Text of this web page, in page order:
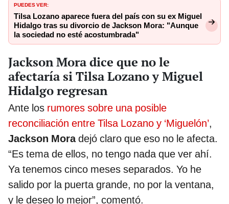
PUEDES VER:
Tilsa Lozano aparece fuera del país con su ex Miguel
Hidalgo tras su divorcio de Jackson Mora: "Aunque
la sociedad no esté acostumbrada"
Jackson Mora dice que no le
afectaría si Tilsa Lozano y Miguel
Hidalgo regresan
Ante los rumores sobre una posible
reconciliación entre Tilsa Lozano y ‘Miguelón’,
Jackson Moradejó claro que eso no le afecta.
“Es tema de ellos, no tengo nada que ver ahí.
Ya tenemos cinco meses separados. Yo he
salido por la puerta grande, no por la ventana,
y le deseo lo mejor”, comentó.